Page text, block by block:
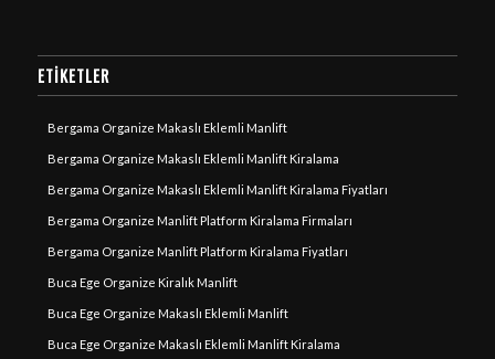
ETIKETLER
Bergama Organize Makaslı Eklemli Manlift
Bergama Organize Makaslı Eklemli Manlift Kiralama
Bergama Organize Makaslı Eklemli Manlift Kiralama Fiyatları
Bergama Organize Manlift Platform Kiralama Firmaları
Bergama Organize Manlift Platform Kiralama Fiyatları
Buca Ege Organize Kiralık Manlift
Buca Ege Organize Makaslı Eklemli Manlift
Buca Ege Organize Makaslı Eklemli Manlift Kiralama